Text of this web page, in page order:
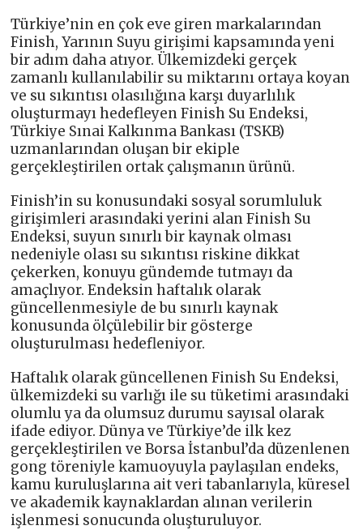
Türkiye’nin en çok eve giren markalarından
Finish, Yarının Suyu girişimi kapsamında yeni
bir adım daha atıyor. Ülkemizdeki gerçek
zamanlı kullanılabilir su miktarını ortaya koyan
ve su sıkıntısı olasılığına karşı duyarlılık
oluşturmayı hedefleyen Finish Su Endeksi,
Türkiye Sınai Kalkınma Bankası (TSKB)
uzmanlarından oluşan bir ekiple
gerçekleştirilen ortak çalışmanın ürünü.
Finish’in su konusundaki sosyal sorumluluk
girişimleri arasındaki yerini alan Finish Su
Endeksi, suyun sınırlı bir kaynak olması
nedeniyle olası su sıkıntısı riskine dikkat
çekerken, konuyu gündemde tutmayı da
amaçlıyor. Endeksin haftalık olarak
güncellenmesiyle de bu sınırlı kaynak
konusunda ölçülebilir bir gösterge
oluşturulması hedefleniyor.
Haftalık olarak güncellenen Finish Su Endeksi,
ülkemizdeki su varlığı ile su tüketimi arasındaki
olumlu ya da olumsuz durumu sayısal olarak
ifade ediyor. Dünya ve Türkiye’de ilk kez
gerçekleştirilen ve Borsa İstanbul’da düzenlenen
gong töreniyle kamuoyuyla paylaşılan endeks,
kamu kuruluşlarına ait veri tabanlarıyla, küresel
ve akademik kaynaklardan alınan verilerin
işlenmesi sonucunda oluşturuluyor.